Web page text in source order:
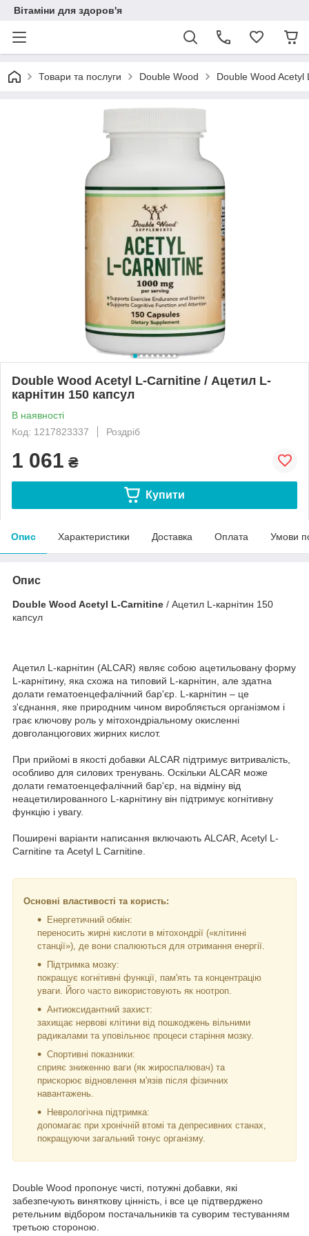
Вітаміни для здоров'я
Товари та послуги Double Wood Double Wood Acetyl
Double Wood Acetyl L-Carnitine / Ацетил L-
карнітин 150 капсул
В наявності
Код: 1217823337
Роздріб
1 061 ₴
Купити
Опис Характеристики Доставка Оплата Умови
Опис
Double Wood Acetyl L-Carnitine / Ацетил L-карнітин 150
капсул
Ацетил L-карнітин (ALCAR) являє собою ацетильовану форму
L-карнітину, яка схожа на типовий L-карнітин, але здатна
долати гематоенцефалічний бар'єр. L-карнітин – це
з'єднання, яке природним чином виробляється організмом і
грає ключову роль у мітохондріальному окисленні
довголанцюгових жирних кислот.
При прийомі в якості добавки ALCAR підтримує витривалість,
особливо для силових тренувань. Оскільки ALCAR може
долати гематоенцефалічний бар'єр, на відміну від
неацетилированного L-карнітину він підтримує когнітивну
функцію і увагу.
Поширені варіанти написання включають ALCAR, Acetyl L-
Carnitine та Acetyl L Carnitine.
Основні властивості та користь:
Енергетичний обмін:
переносить жирні кислоти в мітохондрії («клітинні
станції»), де вони спалюються для отримання енергії.
Підтримка мозку:
покращує когнітивні функції, пам'ять та концентрацію
уваги. Його часто використовують як ноотроп.
Антиоксидантний захист:
захищає нервові клітини від пошкоджень вільними
радикалами та уповільнює процеси старіння мозку.
Спортивні показники:
сприяє зниженню ваги (як жироспалювач) та
прискорює відновлення м'язів після фізичних
навантажень.
Неврологічна підтримка:
допомагає при хронічній втомі та депресивних станах,
покращуючи загальний тонус організму.
Double Wood пропонує чисті, потужні добавки, які
забезпечують виняткову цінність, і все це підтверджено
ретельним відбором постачальників та суворим тестуванням
третьою стороною.